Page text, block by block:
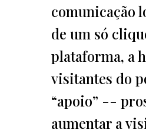
comunicação
de um só
plataforma, a
visitantes do
“apoio” --
aumentar a